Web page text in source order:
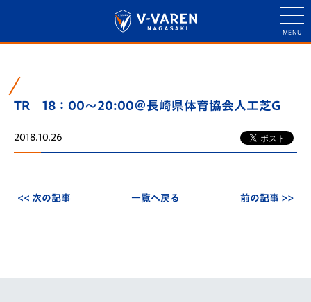
TR 18：00～20:00＠長崎県体育協会人工芝G
2018.10.26
<< 次の記事 一覧へ戻る 前の記事 >>